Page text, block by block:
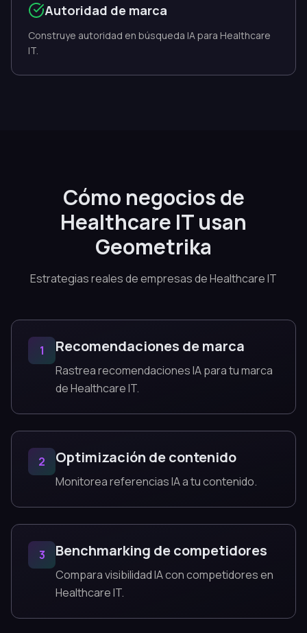
Autoridad de marca
Construye autoridad en búsqueda IA para Healthcare
IT.
Cómo negocios de
Healthcare IT usan
Geometrika
Estrategias reales de empresas de Healthcare IT
1 Recomendaciones de marca
Rastrea recomendaciones IA para tu marca
de Healthcare IT.
2 Optimización de contenido
Monitorea referencias IA a tu contenido.
3 Benchmarking de competidores
Compara visibilidad IA con competidores en
Healthcare IT.